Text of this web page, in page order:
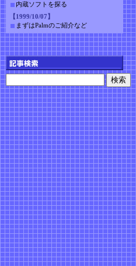
内蔵ソフトを探る
【1999/10/07】
まずはPalmのご紹介など